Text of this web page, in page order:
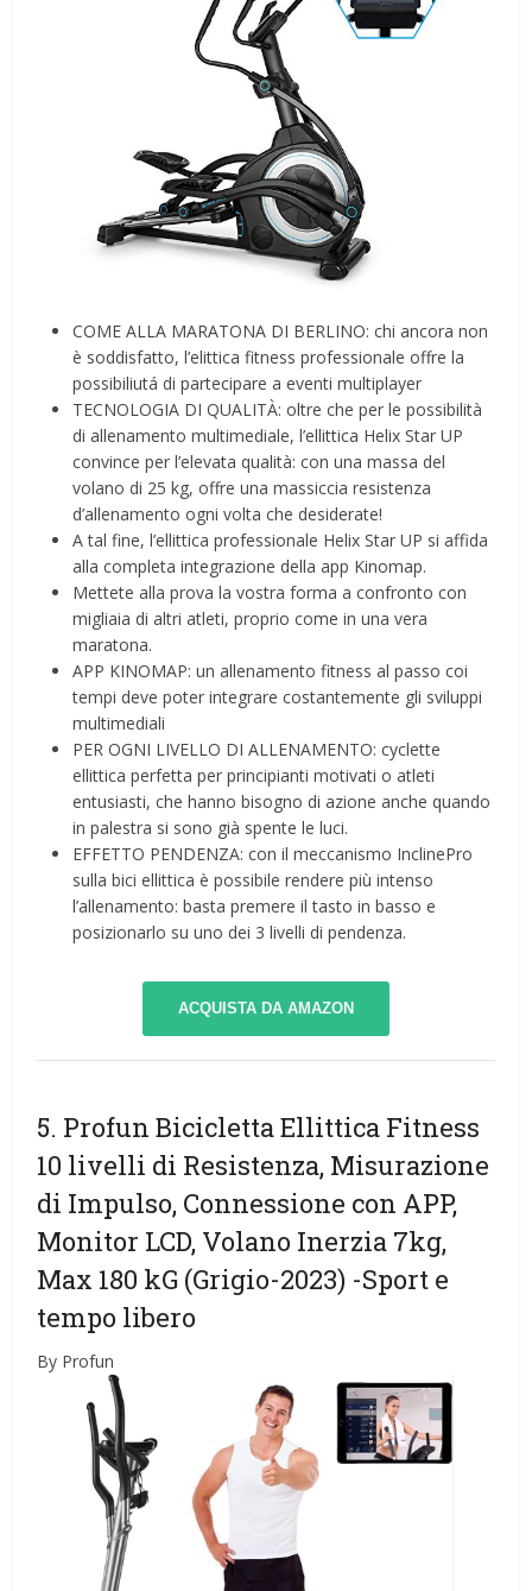
COME ALLA MARATONA DI BERLINO: chi ancora non
è soddisfatto, l’elittica fitness professionale offre la
possibiliutá di partecipare a eventi multiplayer
TECNOLOGIA DI QUALITÀ: oltre che per le possibilità
di allenamento multimediale, l’ellittica Helix Star UP
convince per l’elevata qualità: con una massa del
volano di 25 kg, offre una massiccia resistenza
d’allenamento ogni volta che desiderate!
A tal fine, l’ellittica professionale Helix Star UP si affida
alla completa integrazione della app Kinomap.
Mettete alla prova la vostra forma a confronto con
migliaia di altri atleti, proprio come in una vera
maratona.
APP KINOMAP: un allenamento fitness al passo coi
tempi deve poter integrare costantemente gli sviluppi
multimediali
PER OGNI LIVELLO DI ALLENAMENTO: cyclette
ellittica perfetta per principianti motivati o atleti
entusiasti, che hanno bisogno di azione anche quando
in palestra si sono già spente le luci.
EFFETTO PENDENZA: con il meccanismo InclinePro
sulla bici ellittica è possibile rendere più intenso
l’allenamento: basta premere il tasto in basso e
posizionarlo su uno dei 3 livelli di pendenza.
ACQUISTA DA AMAZON
5. Profun Bicicletta Ellittica Fitness
10 livelli di Resistenza, Misurazione
di Impulso, Connessione con APP,
Monitor LCD, Volano Inerzia 7kg,
Max 180 kG (Grigio-2023) -Sport e
tempo libero
By Profun